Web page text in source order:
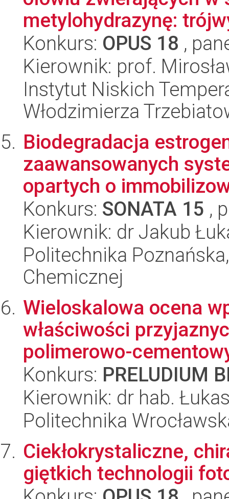
metylohydrazynę:
Konkurs: OPUS 18 ,
Kierownik: prof.
Instytut Niskich
Włodzimierza
Biodegradacja
zaawansowanych
opartych o
Konkurs: SONATA 15 ,
Kierownik: dr Jakub
Politechnika
Chemicznej
Wieloskalowa ocena
właściwości
polimerowo-
Konkurs: PRELUDIUM
Kierownik: dr hab.
Politechnika
Ciekłokrystaliczne,
giętkich technologii